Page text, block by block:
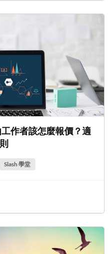
工作者該怎麼報價？適
Slash 學堂